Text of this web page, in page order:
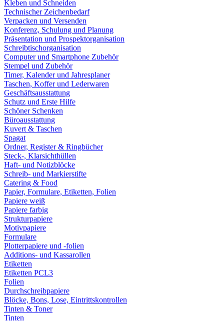
Kleben und Schneiden
Technischer Zeichenbedarf
Verpacken und Versenden
Konferenz, Schulung und Planung
Präsentation und Prospektorganisation
Schreibtischorganisation
Computer und Smartphone Zubehör
Stempel und Zubehör
Timer, Kalender und Jahresplaner
Taschen, Koffer und Lederwaren
Geschäftsausstattung
Schutz und Erste Hilfe
Schöner Schenken
Büroausstattung
Kuvert & Taschen
Spagat
Ordner, Register & Ringbücher
Steck-, Klarsichthüllen
Haft- und Notizblöcke
Schreib- und Markierstifte
Catering & Food
Papier, Formulare, Etiketten, Folien
Papiere weiß
Papiere farbig
Strukturpapiere
Motivpapiere
Formulare
Plotterpapiere und -folien
Additions- und Kassarollen
Etiketten
Etiketten PCL3
Folien
Durchschreibpapiere
Blöcke, Bons, Lose, Eintrittskontrollen
Tinten & Toner
Tinten